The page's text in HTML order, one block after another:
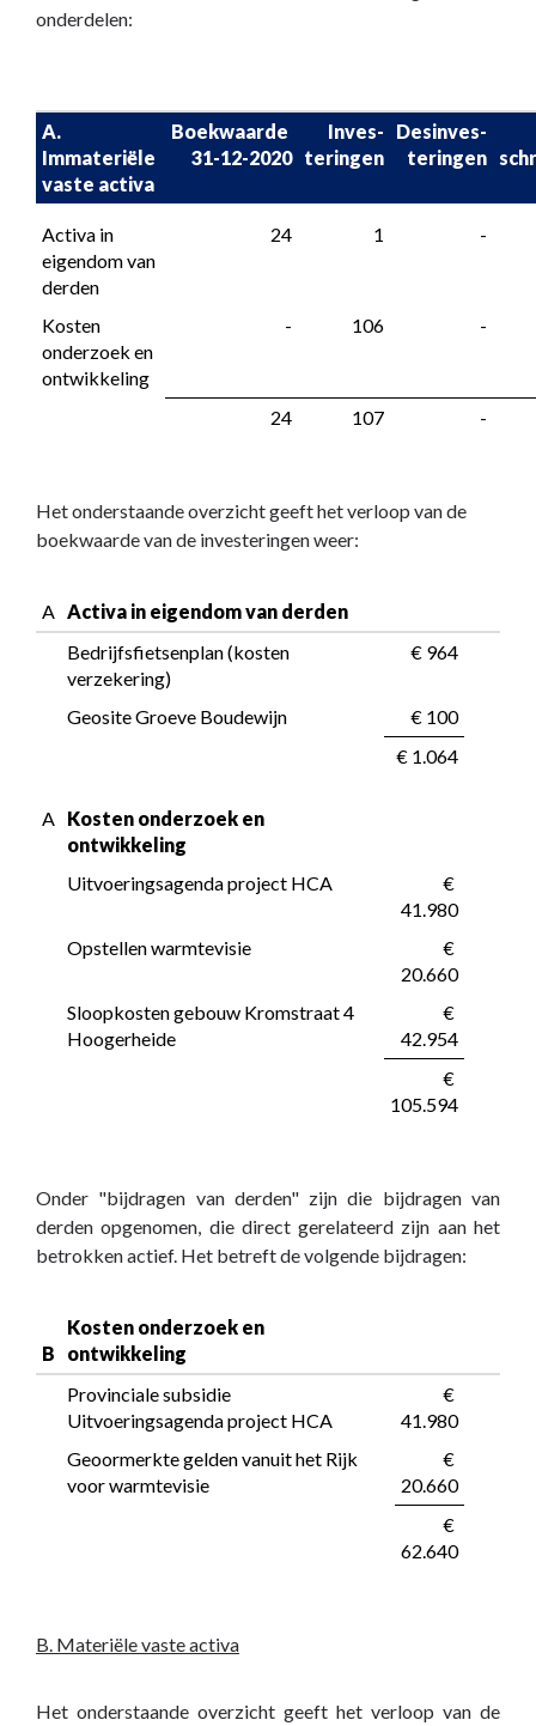
december
2021
Vaste
activa
onderdelen:
A.
Immateriële
vaste activa
Boekwaarde
31-12-2020
Inves-
teringen
Desinves-
teringen
Activa in
eigendom van
derden
24 1 -
Kosten
onderzoek en
ontwikkeling
- 106 -
24 107 -
Het onderstaande overzicht geeft het verloop van de
boekwaarde van de investeringen weer:
A Activa in eigendom van derden
Bedrijfsfietsenplan (kosten
verzekering)
€ 964
Geosite Groeve Boudewijn
€ 100
€ 1.064
A Kosten onderzoek en
ontwikkeling
Uitvoeringsagenda project HCA
41.980
Opstellen warmtevisie
20.660
Sloopkosten gebouw Kromstraat 4
Hoogerheide
42.954
105.594
Onder "bijdragen van derden" zijn die bijdragen van
derden opgenomen, die direct gerelateerd zijn aan het
betrokken actief. Het betreft de volgende bijdragen:
B
Kosten onderzoek en
ontwikkeling
Provinciale subsidie
Uitvoeringsagenda project HCA
41.980
Geoormerkte gelden vanuit het Rijk
voor warmtevisie
20.660
62.640
B. Materiële vaste activa
Het onderstaande overzicht geeft het verloop van de